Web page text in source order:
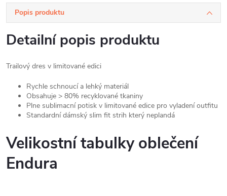
Popis produktu
Detailní popis produktu
Trailový dres v limitované edici
Rychle schnoucí a lehký materiál
Obsahuje > 80% recyklované tkaniny
Plne sublimacní potisk v limitované edice pro vyladení outfitu
Standardní dámský slim fit strih který neplandá
Velikostní tabulky oblečení
Endura